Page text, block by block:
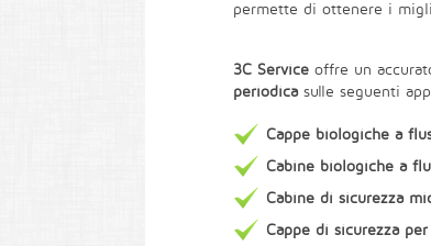
permette di ottenere i
3C Service offre un
periodicasulle seguenti
Cappe biologiche a
Cabine biologiche a
Cabine di sicurezza
Cappe di sicurezza